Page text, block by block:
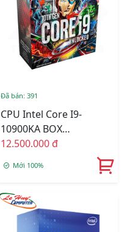
Đã bán: 391
CPU Intel Core I9-
10900KA BOX
C.TY(CHECK ONLINE)
12.500.000 đ
Mới 100%